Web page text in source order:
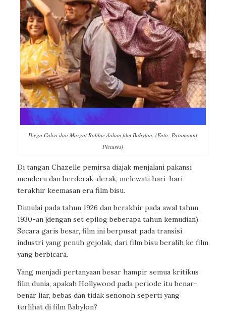
Diego Calva dan Margot Robbie dalam film Babylon. (Foto: Paramount
Pictures)
Di tangan Chazelle pemirsa diajak menjalani pakansi
menderu dan berderak-derak, melewati hari-hari
terakhir keemasan era film bisu.
Dimulai pada tahun 1926 dan berakhir pada awal tahun
1930-an (dengan set epilog beberapa tahun kemudian).
Secara garis besar, film ini berpusat pada transisi
industri yang penuh gejolak, dari film bisu beralih ke film
yang berbicara.
Yang menjadi pertanyaan besar hampir semua kritikus
film dunia, apakah Hollywood pada periode itu benar-
benar liar, bebas dan tidak senonoh seperti yang
terlihat di film Babylon?